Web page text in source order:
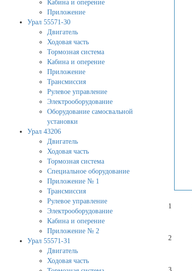
Кабина и оперение
Приложение
Урал 55571-30
Двигатель
Ходовая часть
Тормозная система
Кабина и оперение
Приложение
Трансмиссия
Рулевое управление
Электрооборудование
Оборудование самосвальной
установки
Урал 43206
Двигатель
Ходовая часть
Тормозная система
Специальное оборудование
Приложение № 1
Трансмиссия
Рулевое управление
Электрооборудование
Кабина и оперение
Приложение № 2
Урал 55571-31
Двигатель
Ходовая часть
1
2